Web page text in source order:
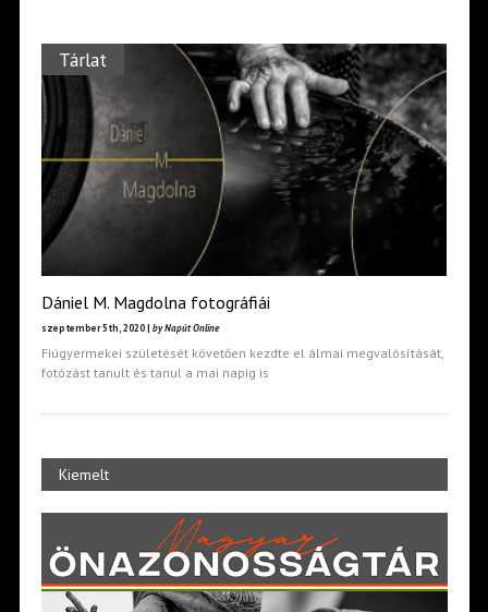
Tárlat
Dániel M. Magdolna fotográfiái
szeptember 5th, 2020 | by Napút Online
Fiúgyermekei születését követően kezdte el álmai megvalósítását,
fotózást tanult és tanul a mai napig is
Kiemelt